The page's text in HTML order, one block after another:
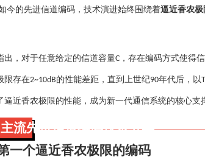
今的先进信道编码，技术演进始终围绕着逼近香农极
出，对于任意给定的信道容量C ，存在编码方式使得
限存在2~10dB的性能差距，直到上世纪90年代后，以
逼近香农极限的性能，成为新一代通信系统的核心支
流先进信道编码技术分类
一个逼近香农极限的编码